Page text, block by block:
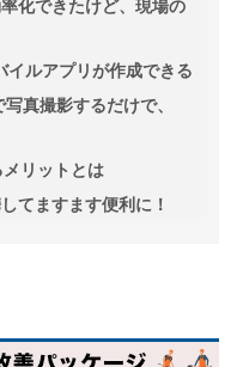
化できたけど、現場の
ルアプリが作成できる
真撮影するだけで、
リットとは
てますます便利に！